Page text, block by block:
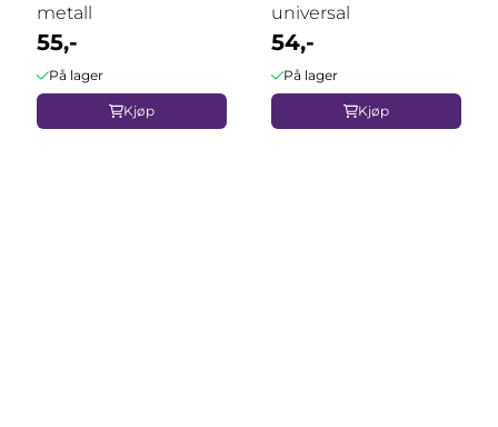
metall
55,-
På lager
Kjøp
universal
54,-
På lager
Kjøp